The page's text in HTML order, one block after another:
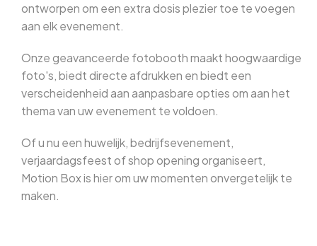
ontworpenom een extradosispleziertoe tevoegen
aan elkevenement.
Onzegeavanceerde fotoboothmaakthoogwaardige
foto's,biedtdirecteafdrukken enbiedt een
verscheidenheidaanaanpasbareoptiesomaanhet
themavanuwevenement tevoldoen.
Ofunu eenhuwelijk,bedrijfsevenement,
verjaardagsfeestofshopopeningorganiseert,
Motion Boxishieromuwmomentenonvergetelijkte
maken.